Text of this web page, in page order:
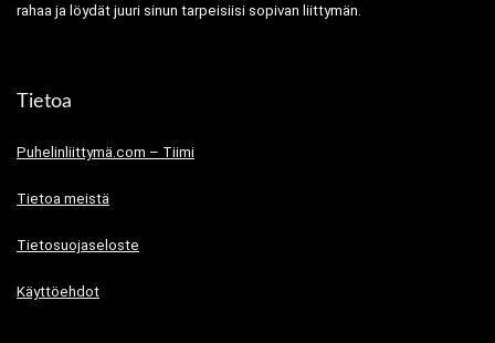
rahaa ja löydät juuri sinun tarpeisiisi sopivan liittymän.
Tietoa
Puhelinliittymä.com – Tiimi
Tietoa meistä
Tietosuojaseloste
Käyttöehdot